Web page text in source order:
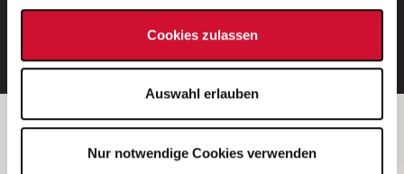
Cookies zulassen
Auswahl erlauben
Nur notwendige Cookies verwenden
E-Mail-Adresse eintragen
Betreiber der Webseite
Garitz Bewirtschaftungsbetriebe GmbH